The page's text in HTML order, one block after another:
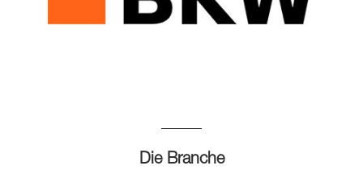
Die Branche